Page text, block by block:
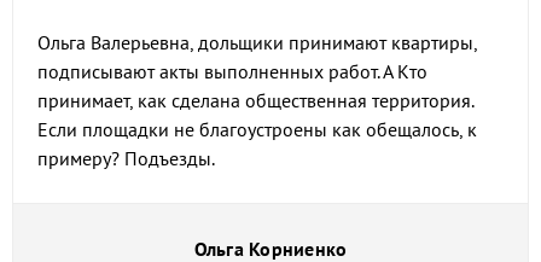
Ольга Валерьевна, дольщики принимают квартиры,
подписывают акты выполненных работ. А Кто
принимает, как сделана общественная территория.
Если площадки не благоустроены как обещалось, к
примеру? Подъезды.
Ольга Корниенко